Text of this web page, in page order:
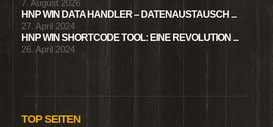
7. August 2026
HNP WIN DATA HANDLER – DATENAUSTAUSCH ...
27. April 2024
HNP WIN SHORTCODE TOOL: EINE REVOLUTION ...
26. April 2024
TOP SEITEN